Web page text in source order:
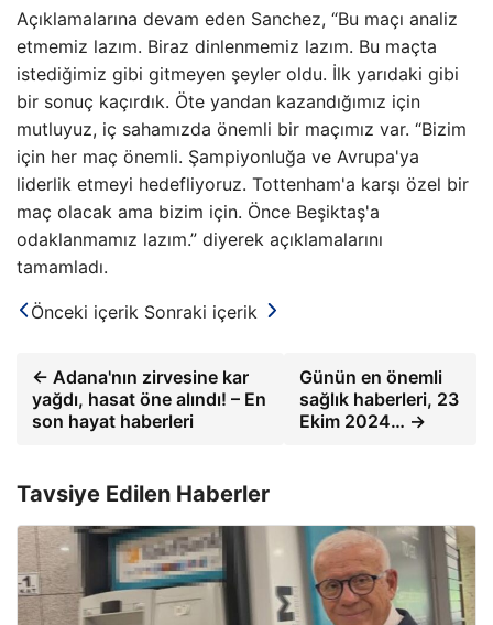
Açıklamalarına devam eden Sanchez, “Bu maçı analiz
etmemiz lazım. Biraz dinlenmemiz lazım. Bu maçta
istediğimiz gibi gitmeyen şeyler oldu. İlk yarıdaki gibi
bir sonuç kaçırdık. Öte yandan kazandığımız için
mutluyuz, iç sahamızda önemli bir maçımız var. “Bizim
için her maç önemli. Şampiyonluğa ve Avrupa'ya
liderlik etmeyi hedefliyoruz. Tottenham'a karşı özel bir
maç olacak ama bizim için. Önce Beşiktaş'a
odaklanmamız lazım.” diyerek açıklamalarını
tamamladı.
Önceki içerik Sonraki içerik
← Adana'nın zirvesine kar
yağdı, hasat öne alındı! – En
son hayat haberleri
Günün en önemli
sağlık haberleri, 23
Ekim 2024… →
Tavsiye Edilen Haberler